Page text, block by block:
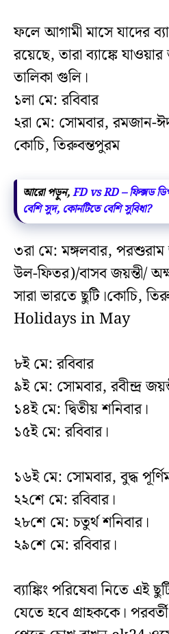
ফলে আগামী মাসে যাদের
রয়েছে, তারা ব্যাঙ্কে
তালিকা গুলি।
১লা মে: রবিবার
২রা মে: সোমবার,
কোচি, তিরুবন্তপুরম
আরো পড়ুন,FD vs RD – ফিক্সড
বেশি সুদ, কোনটিতে বেশি সুবিধা?
৩রা মে: মঙ্গলবার,
উল-ফিতর)/বাসব জয়ন্তী/
সারা ভারতে ছুটি।কোচি,
Holidays in May
৮ই মে: রবিবার
৯ই মে: সোমবার, রবীন্দ্র
১৪ই মে: দ্বিতীয় শনিবার।
১৫ই মে: রবিবার।
১৬ই মে: সোমবার, বুদ্ধ
২২শে মে: রবিবার।
২৮শে মে: চতুর্থ শনিবার।
২৯শে মে: রবিবার।
ব্যাঙ্কিং পরিষেবা নিতে এই
যেতে হবে গ্রাহককে।